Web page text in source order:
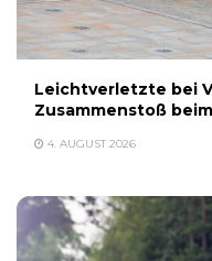
Leichtverletzte bei
Zusammenstoß
4. AUGUST 2026